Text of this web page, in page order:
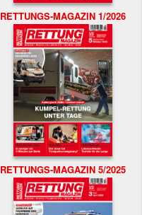
RETTUNGS-MAGAZIN 1/2026
RETTUNGS-MAGAZIN 5/2025